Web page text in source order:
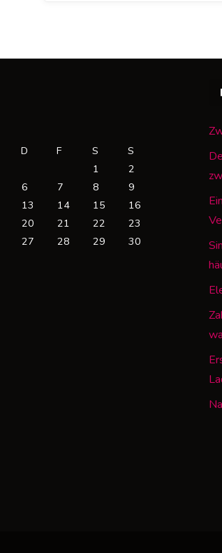
neue
Elektroautos"
D F S
S
1
2
6 7 8
9
13 14 15
16
20 21 22
23
27 28 29
30